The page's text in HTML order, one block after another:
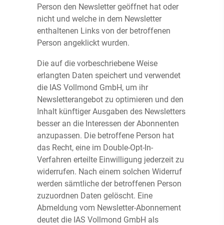
Person den Newsletter geöffnet hat oder
nicht und welche in dem Newsletter
enthaltenen Links von der betroffenen
Person angeklickt wurden.
Die auf die vorbeschriebene Weise
erlangten Daten speichert und verwendet
die IAS Vollmond GmbH, um ihr
Newsletterangebot zu optimieren und den
Inhalt künftiger Ausgaben des Newsletters
besser an die Interessen der Abonnenten
anzupassen. Die betroffene Person hat
das Recht, eine im Double-Opt-In-
Verfahren erteilte Einwilligung jederzeit zu
widerrufen. Nach einem solchen Widerruf
werden sämtliche der betroffenen Person
zuzuordnen Daten gelöscht. Eine
Abmeldung vom Newsletter-Abonnement
deutet die IAS Vollmond GmbH als